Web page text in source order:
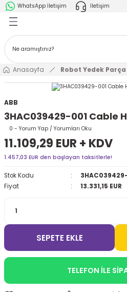
WhatsApp İletişim İletişim
Geri Dön
Geri Dön
Anasayfa Robot Yedek Parça
ABB
3HAC039429-001 Cable
0 - Yorum Yap / Yorumları Oku
11.109,29 EUR + KDV
1.457,03 EUR den başlayan taksitlerle!
Stok Kodu
Fiyat
13.331,15 EUR
SEPETE EKLE
TELEFON İLE